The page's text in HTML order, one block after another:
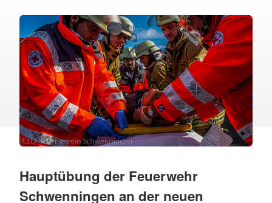
Hauptübung der Feuerwehr
Schwenningen an der neuen